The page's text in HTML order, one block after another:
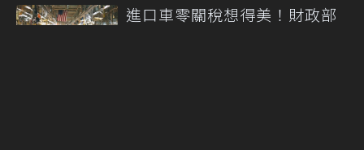
進口車零關稅想得美！財政部